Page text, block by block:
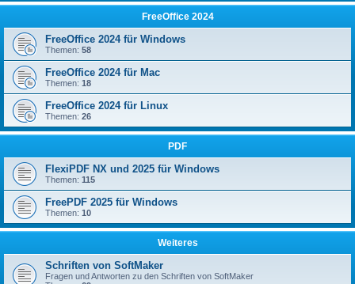
FreeOffice 2024
FreeOffice 2024 für Windows
Themen: 58
FreeOffice 2024 für Mac
Themen: 18
FreeOffice 2024 für Linux
Themen: 26
PDF
FlexiPDF NX und 2025 für Windows
Themen: 115
FreePDF 2025 für Windows
Themen: 10
Weiteres
Schriften von SoftMaker
Fragen und Antworten zu den Schriften von SoftMaker